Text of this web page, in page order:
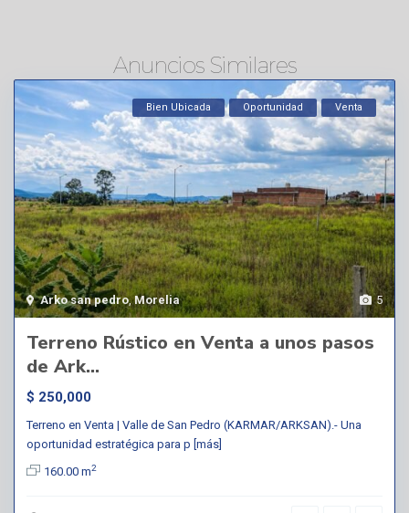
Anuncios Similares
5
Arko san pedro,Morelia
Bien Ubicada Oportunidad Venta
Terreno Rústico en Venta a unos pasos
de Ark...
$ 250,000
Terreno en Venta | Valle de San Pedro (KARMAR/ARKSAN).- Una
oportunidad estratégica para p [más]
160.00 m2